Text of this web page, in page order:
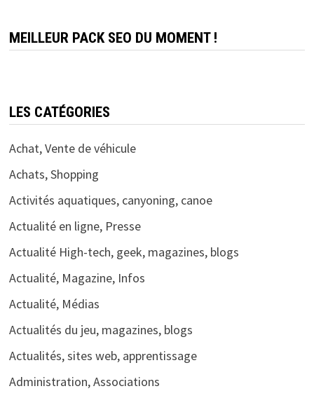
MEILLEUR PACK SEO DU MOMENT !
LES CATÉGORIES
Achat, Vente de véhicule
Achats, Shopping
Activités aquatiques, canyoning, canoe
Actualité en ligne, Presse
Actualité High-tech, geek, magazines, blogs
Actualité, Magazine, Infos
Actualité, Médias
Actualités du jeu, magazines, blogs
Actualités, sites web, apprentissage
Administration, Associations